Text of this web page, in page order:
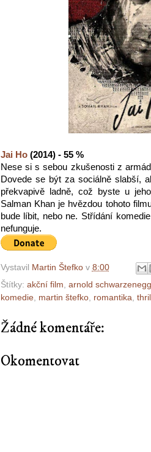
Jai Ho(2014) - 55 %
Nese si s sebou zkušenosti z
Dovede se být za sociálně slabší,
překvapivě ladně, což byste u
Salman Khan je hvězdou tohoto
bude líbit, nebo ne. Střídání
nefunguje.
Vystavil Martin Štefko v 8:00
Štítky: akční film arnold
komedie, martin štefko, romantika
Žádné komentáře:
Okomentovat